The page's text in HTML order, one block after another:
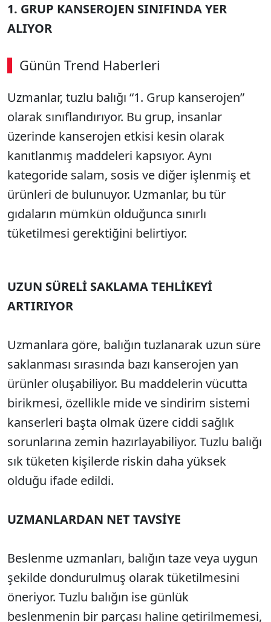
1. GRUP KANSEROJEN SINIFINDA YER
ALIYOR
Günün Trend Haberleri
Uzmanlar, tuzlu balığı “1. Grup kanserojen”
olarak sınıflandırıyor. Bu grup, insanlar
üzerinde kanserojen etkisi kesin olarak
kanıtlanmış maddeleri kapsıyor. Aynı
kategoride salam, sosis ve diğer işlenmiş et
ürünleri de bulunuyor. Uzmanlar, bu tür
gıdaların mümkün olduğunca sınırlı
tüketilmesi gerektiğini belirtiyor.
UZUN SÜRELİ SAKLAMA TEHLİKEYİ
ARTIRIYOR
Uzmanlara göre, balığın tuzlanarak uzun süre
saklanması sırasında bazı kanserojen yan
ürünler oluşabiliyor. Bu maddelerin vücutta
birikmesi, özellikle mide ve sindirim sistemi
kanserleri başta olmak üzere ciddi sağlık
sorunlarına zemin hazırlayabiliyor. Tuzlu balığı
sık tüketen kişilerde riskin daha yüksek
olduğu ifade edildi.
UZMANLARDAN NET TAVSİYE
Beslenme uzmanları, balığın taze veya uygun
şekilde dondurulmuş olarak tüketilmesini
öneriyor. Tuzlu balığın ise günlük
beslenmenin bir parçası haline getirilmemesi,